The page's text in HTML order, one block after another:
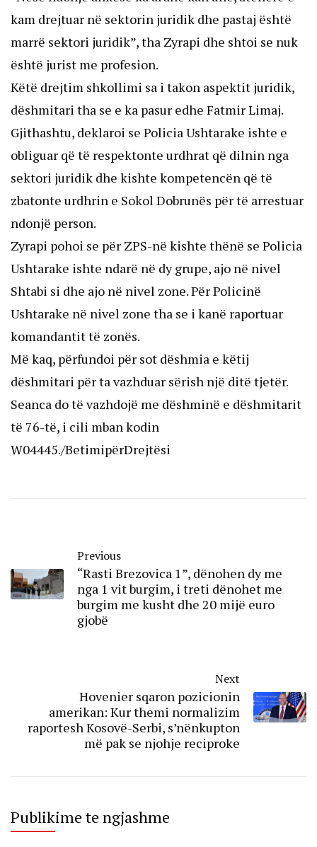
kam drejtuar në sektorin juridik dhe pastaj është
marrë sektori juridik”, tha Zyrapi dhe shtoi se nuk
është jurist me profesion.
Këtë drejtim shkollimi sa i takon aspektit juridik,
dëshmitari tha se e ka pasur edhe Fatmir Limaj.
Gjithashtu, deklaroi se Policia Ushtarake ishte e
obliguar që të respektonte urdhrat që dilnin nga
sektori juridik dhe kishte kompetencën që të
zbatonte urdhrin e Sokol Dobrunës për të arrestuar
ndonjë person.
Zyrapi pohoi se për ZPS-në kishte thënë se Policia
Ushtarake ishte ndarë në dy grupe, ajo në nivel
Shtabi si dhe ajo në nivel zone. Për Policinë
Ushtarake në nivel zone tha se i kanë raportuar
komandantit të zonës.
Më kaq, përfundoi për sot dëshmia e këtij
dëshmitari për ta vazhduar sërish një ditë tjetër.
Seanca do të vazhdojë me dëshminë e dëshmitarit
të 76-të, i cili mban kodin
W04445./BetimipërDrejtësi
Previous
“Rasti Brezovica 1”, dënohen dy me
nga 1 vit burgim, i treti dënohet me
burgim me kusht dhe 20 mijë euro
gjobë
Next
Hovenier sqaron pozicionin
amerikan: Kur themi normalizim
raportesh Kosovë-Serbi, s’nënkupton
më pak se njohje reciproke
Publikime te ngjashme